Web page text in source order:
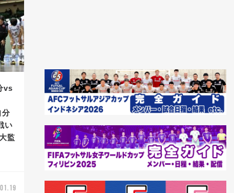
vs
分
い
監